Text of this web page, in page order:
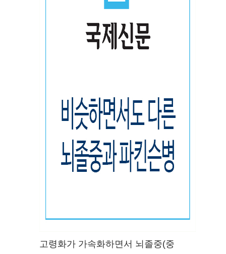
고령화가 가속화하면서 뇌졸중(중